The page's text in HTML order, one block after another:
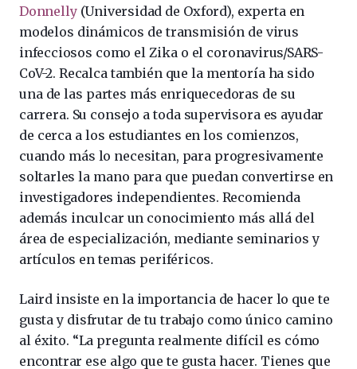
Donnelly(Universidad de Oxford), experta en
modelos dinámicos de transmisión de virus
infecciosos como el Zika o el coronavirus/SARS-
CoV-2. Recalca también que la mentoría ha sido
una de las partes más enriquecedoras de su
carrera. Su consejo a toda supervisora es ayudar
de cerca a los estudiantes en los comienzos,
cuando más lo necesitan, para progresivamente
soltarles la mano para que puedan convertirse en
investigadores independientes. Recomienda
además inculcar un conocimiento más allá del
área de especialización, mediante seminarios y
artículos en temas periféricos.
Laird insiste en la importancia de hacer lo que te
gusta y disfrutar de tu trabajo como único camino
al éxito. “La pregunta realmente difícil es cómo
encontrar ese algo que te gusta hacer. Tienes que